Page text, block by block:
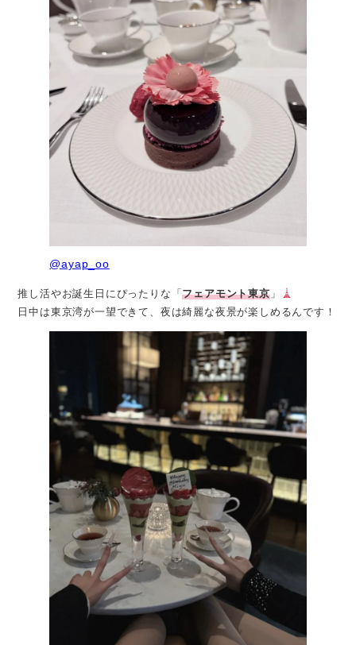
@ayap_oo
推し活やお誕生日にぴったりな「フェアモント東京」
日中は東京湾が一望できて、夜は綺麗な夜景が楽しめるんです！